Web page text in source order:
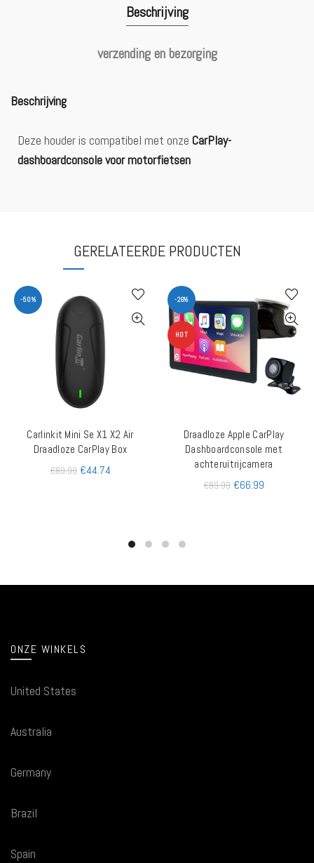
Beschrijving
verzending en bezorging
Beschrijving
Deze houder is compatibel met onze CarPlay-
dashboardconsole voor motorfietsen
GERELATEERDE PRODUCTEN
-50%
QUICK SHOP
Carlinkit Mini Se X1 X2 Air
Draadloze CarPlay Box
€89.99 €44.74
-26%
HOT
TOEVOEGEN AAN WINKELWAGEN
Draadloze Apple CarPlay
Dashboardconsole met
achteruitrijcamera
€89.99 €66.99
ONZE WINKELS
United States
Australia
Germany
Brazil
Spain